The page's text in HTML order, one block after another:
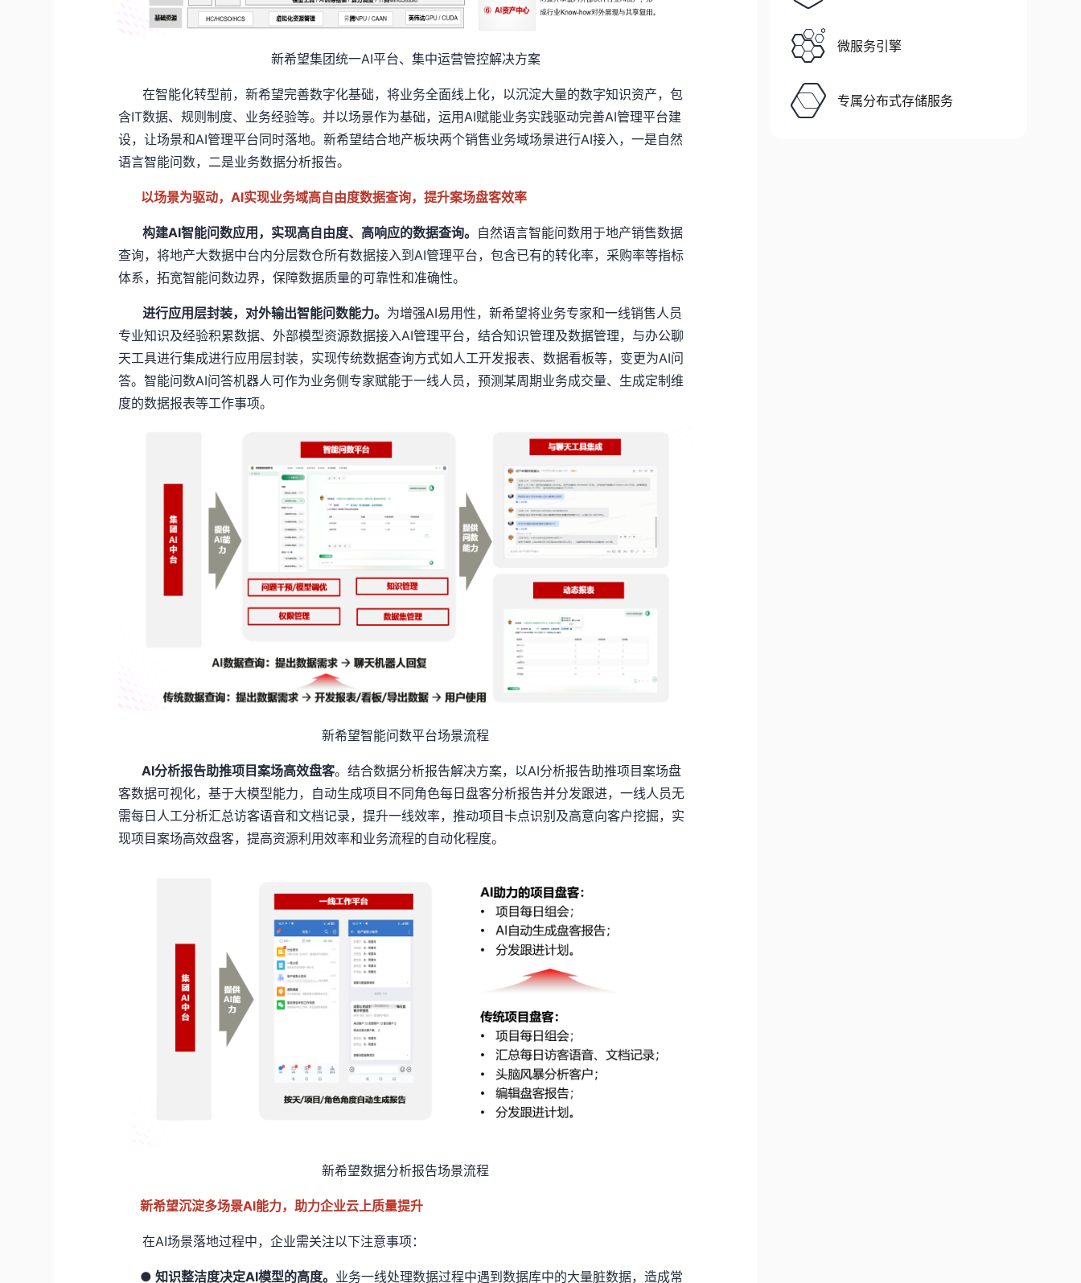
新希望集团统一AI平台、集中运营管控解决方案
在智能化转型前，新希望完善数字化基础，将业务全面线上化，以沉淀大量的数字知识资产，包
含IT数据、规则制度、业务经验等。并以场景作为基础，运用AI赋能业务实践驱动完善AI管理平台建
设，让场景和AI管理平台同时落地。新希望结合地产板块两个销售业务域场景进行AI接入，一是自然
语言智能问数，二是业务数据分析报告。
以场景为驱动，AI实现业务域高自由度数据查询，提升案场盘客效率
构建AI智能问数应用，实现高自由度、高响应的数据查询。 自然语言智能问数用于地产销售数据
查询，将地产大数据中台内分层数仓所有数据接入到AI管理平台，包含已有的转化率，采购率等指标
体系，拓宽智能问数边界，保障数据质量的可靠性和准确性。
进行应用层封装，对外输出智能问数能力。 为增强AI易用性，新希望将业务专家和一线销售人员
专业知识及经验积累数据、外部模型资源数据接入AI管理平台，结合知识管理及数据管理，与办公聊
天工具进行集成进行应用层封装，实现传统数据查询方式如人工开发报表、数据看板等，变更为AI问
答。智能问数AI问答机器人可作为业务侧专家赋能于一线人员，预测某周期业务成交量、生成定制维
度的数据报表等工作事项。
新希望智能问数平台场景流程
AI分析报告助推项目案场高效盘客。结合数据分析报告解决方案，以AI分析报告助推项目案场盘
客数据可视化，基于大模型能力，自动生成项目不同角色每日盘客分析报告并分发跟进，一线人员无
需每日人工分析汇总访客语音和文档记录，提升一线效率，推动项目卡点识别及高意向客户挖掘，实
现项目案场高效盘客，提高资源利用效率和业务流程的自动化程度。
新希望数据分析报告场景流程
新希望沉淀多场景AI能力，助力企业云上质量提升
在AI场景落地过程中，企业需关注以下注意事项：
● 知识整洁度决定AI模型的高度。 业务一线处理数据过程中遇到数据库中的大量脏数据，造成常
微服务引擎
专属分布式存储服务